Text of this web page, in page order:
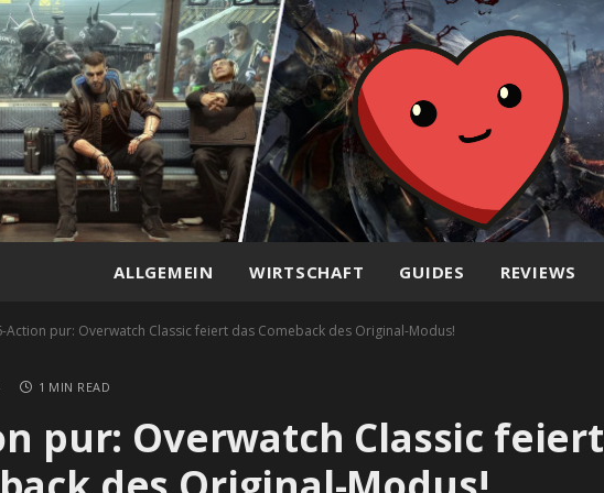
ALLGEMEIN WIRTSCHAFT GUIDES REVIEWS
Action pur: Overwatch Classic feiert das Comeback des Original-Modus!
1 MIN READ
pur: Overwatch Classic feiert